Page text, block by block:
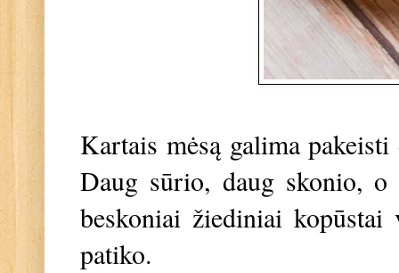
Kartais mėsą galima
Daug sūrio, daug skonio, o
beskoniai žiediniai
patiko.